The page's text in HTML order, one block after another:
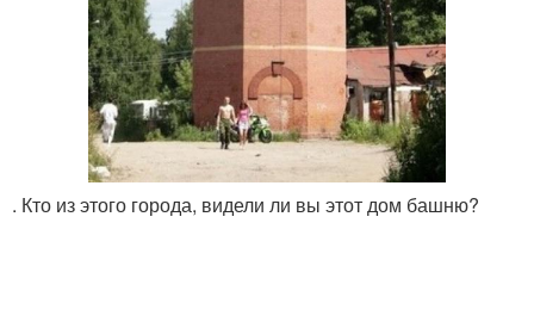
. Кто из этого города, видели ли вы этот дом башню?